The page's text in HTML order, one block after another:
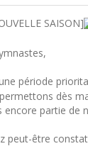
SAISON]
période
dès
partie de
peut-être